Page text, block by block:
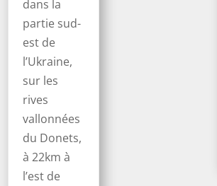
dans la
partie sud-
est de
l’Ukraine,
sur les
rives
vallonnées
du Donets,
à 22km à
l’est de